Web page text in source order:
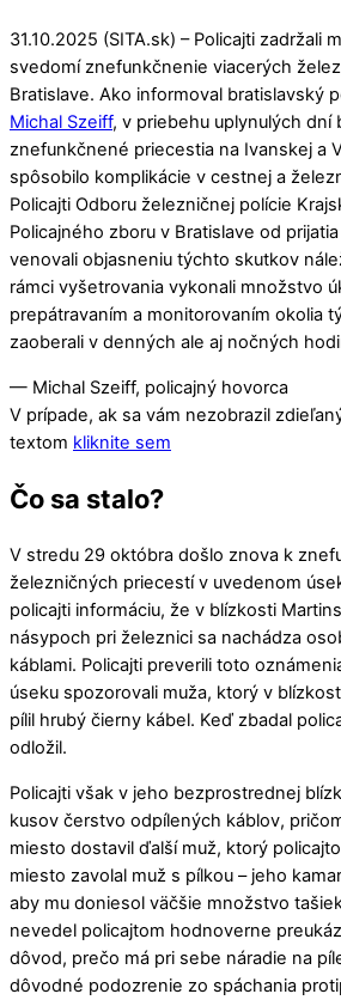
31.10.2025 (SITA.sk) – Policajti zadržali
svedomí znefunkčnenie viacerých
Bratislave. Ako informoval bratislavský
Michal Szeiff, v priebehu uplynulých dní
znefunkčnené priecestia na Ivanskej a
spôsobilo komplikácie v cestnej a
Policajti Odboru železničnej polície
Policajného zboru v Bratislave od
venovali objasneniu týchto skutkov
rámci vyšetrovania vykonali množstvo
prepátravaním a monitorovaním okolia
zaoberali v denných ale aj nočných
— Michal Szeiff, policajný hovorca
V prípade, ak sa vám nezobrazil
textom kliknite sem
Čo sa stalo?
V stredu 29 októbra došlo znova k
železničných priecestí v uvedenom
policajti informáciu, že v blízkosti
násypoch pri železnici sa nachádza
káblami. Policajti preverili toto
úseku spozorovali muža, ktorý v
pílil hrubý čierny kábel. Keď zbadal
odložil.
Policajti však v jeho bezprostrednej
kusov čerstvo odpílených káblov,
miesto dostavil ďalší muž, ktorý
miesto zavolal muž s pílkou – jeho
aby mu doniesol väčšie množstvo
nevedel policajtom hodnoverne
dôvod, prečo má pri sebe náradie na
dôvodné podozrenie zo spáchania